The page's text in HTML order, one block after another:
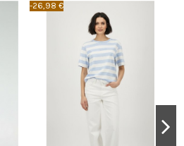
-26,98 €